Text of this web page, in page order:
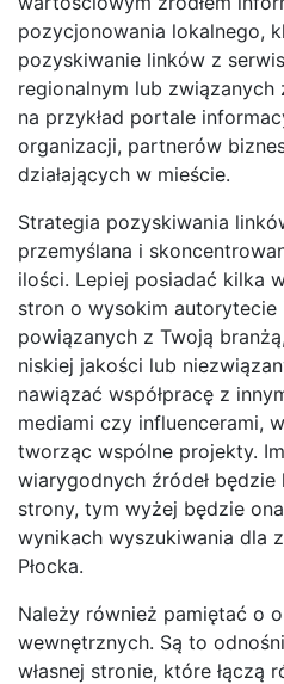
pozycjonowania lokalnego,
pozyskiwanie linków z
regionalnym lub związanych
na przykład portale
organizacji, partnerów
działających w mieście.
Strategia pozyskiwania
przemyślana i
ilości. Lepiej posiadać kilka
stron o wysokim autorytecie
powiązanych z Twoją
niskiej jakości lub
nawiązać współpracę z
mediami czy influencerami,
tworząc wspólne projekty.
wiarygodnych źródeł
strony, tym wyżej będzie
wynikach wyszukiwania dla
Płocka.
Należy również pamiętać o
wewnętrznych. Są to
własnej stronie, które łączą